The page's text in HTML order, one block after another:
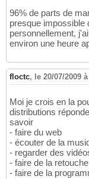
96% de parts de
presque impossible
personnellement,
environ une heure
floctc, le 20/07/2009
Moi je crois en la
distributions
savoir
- faire du web
- écouter de la
- regarder des
- faire de la
- faire de la